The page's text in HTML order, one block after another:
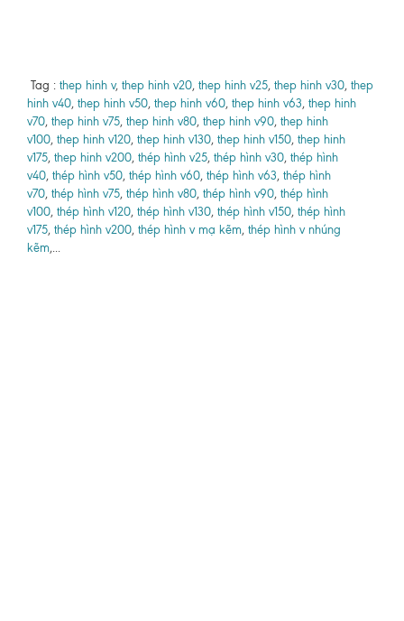
Tag : thep hinh v, thep hinh v20, thep hinh v25, thep hinh v30, thep
hinh v40, thep hinh v50, thep hinh v60, thep hinh v63, thep hinh
v70, thep hinh v75, thep hinh v80, thep hinh v90, thep hinh
v100, thep hinh v120, thep hinh v130, thep hinh v150, thep hinh
v175, thep hinh v200, thép hình v25, thép hình v30, thép hình
v40, thép hình v50, thép hình v60, thép hình v63, thép hình
v70, thép hình v75, thép hình v80, thép hình v90, thép hình
v100, thép hình v120, thép hình v130, thép hình v150, thép hình
v175, thép hình v200, thép hình v mạ kẽm, thép hình v nhúng
kẽm,...